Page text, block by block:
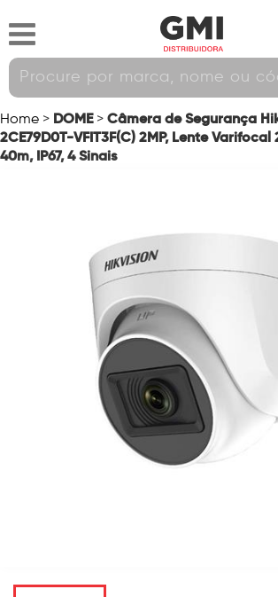
Home > DOME > Câmera de Segurança
2CE79D0T-VFIT3F(C) 2MP, Lente Varifocal
40m, IP67, 4 Sinais